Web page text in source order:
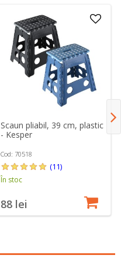
Scaun pliabil, 39 cm, plastic
- Kesper
Cod: 70518
(11)
În stoc
88 lei